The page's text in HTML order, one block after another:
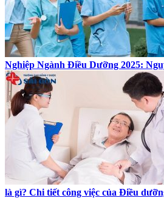
Nghiệp Ngành Điều Dưỡng 2025:
là gì? Chi tiết công việc của Điều